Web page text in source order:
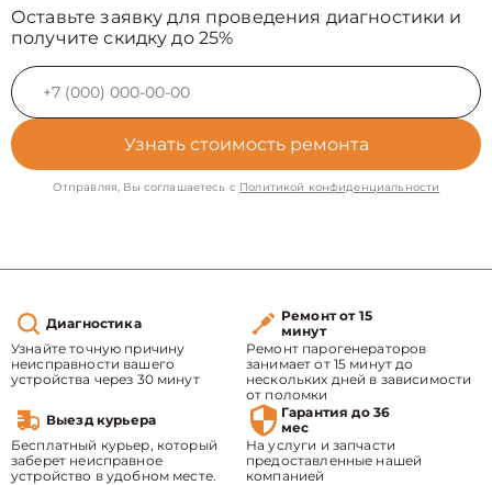
Оставьте заявку для проведения диагностики и
получите скидку до 25%
Узнать стоимость ремонта
Отправляя, Вы соглашаетесь с Политикой конфиденциальности
Диагностика
Узнайте точную причину
неисправности вашего
устройства через 30 минут
Ремонт от 15
минут
Ремонт парогенераторов
занимает от 15 минут до
нескольких дней в зависимости
от поломки
Выезд курьера
Бесплатный курьер, который
заберет неисправное
устройство в удобном месте.
Гарантия до 36
мес
На услуги и запчасти
предоставленные нашей
компанией